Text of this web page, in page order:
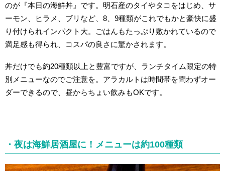
のが『本日の海鮮丼』です。明石産のタイやタコをはじめ、サ
ーモン、ヒラメ、ブリなど、8、9種類がこれでもかと豪快に盛
り付けられインパクト大。ごはんもたっぷり敷かれているので
満足感も得られ、コスパの良さに驚かされます。
丼だけでも約20種類以上と豊富ですが、ランチタイム限定の特
別メニューなのでご注意を。アラカルトは時間帯を問わずオー
ダーできるので、昼からちょい飲みもOKです。
・夜は海鮮居酒屋に！メニューは約100種類